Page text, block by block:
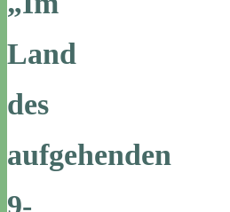
Land
des
aufgehenden